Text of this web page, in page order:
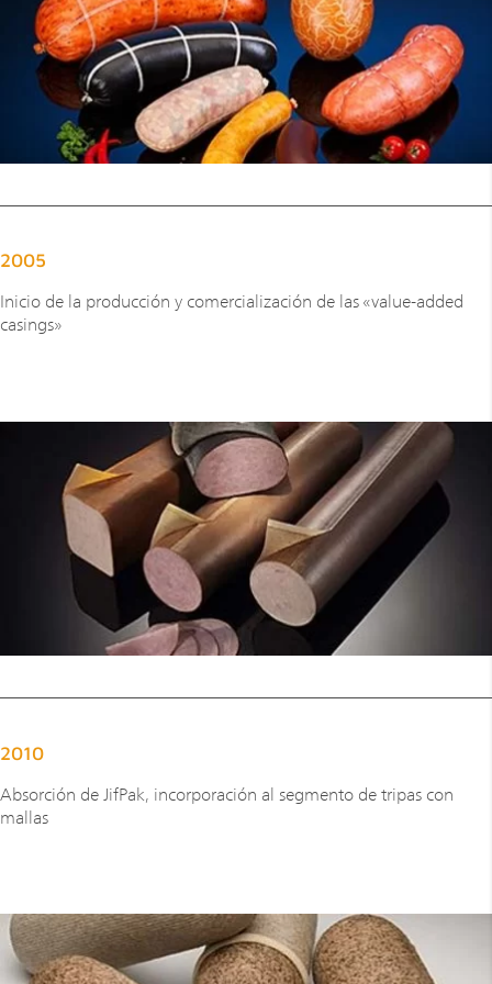
2005
Inicio de la producción y comercialización de las «value-added
casings»
2010
Absorción de JifPak, incorporación al segmento de tripas con
mallas